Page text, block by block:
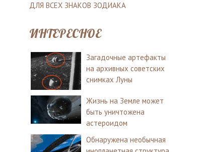
ДЛЯ ВСЕХ ЗНАКОВ ЗОДИАКА
ИНТЕРЕСНОЕ
Загадочные артефакты
на архивных советских
снимках Луны
Жизнь на Земле может
быть уничтожена
астероидом
Обнаружена необычная